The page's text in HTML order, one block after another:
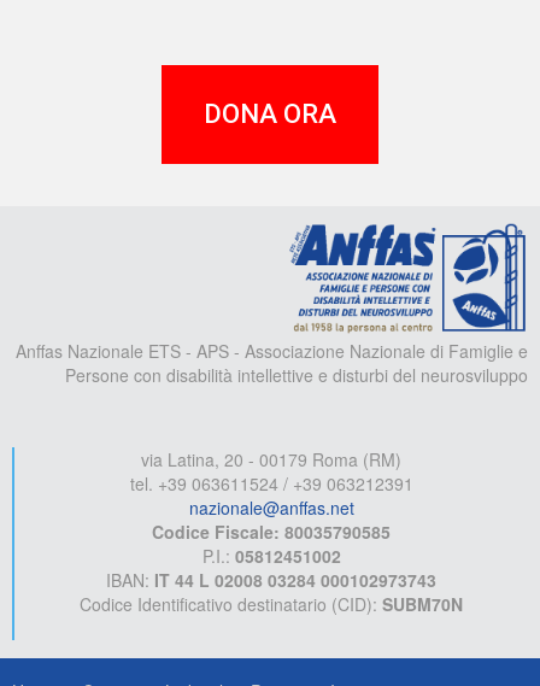
DONA ORA
Anffas Nazionale ETS - APS - Associazione Nazionale di Famiglie e
Persone con disabilità intellettive e disturbi del neurosviluppo
via Latina, 20 - 00179 Roma (RM)
tel. +39 063611524 / +39 063212391
nazionale@anffas.net
Codice Fiscale: 80035790585
P.I.: 05812451002
IBAN: IT 44 L 02008 03284 000102973743
Codice Identificativo destinatario (CID): SUBM70N